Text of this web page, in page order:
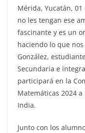
Mérida, Yucatán,
no les tengan ese
fascinante y es un
haciendo lo que
González,
Secundaria e
participará en la
Matemáticas 2024
India.
Junto con los